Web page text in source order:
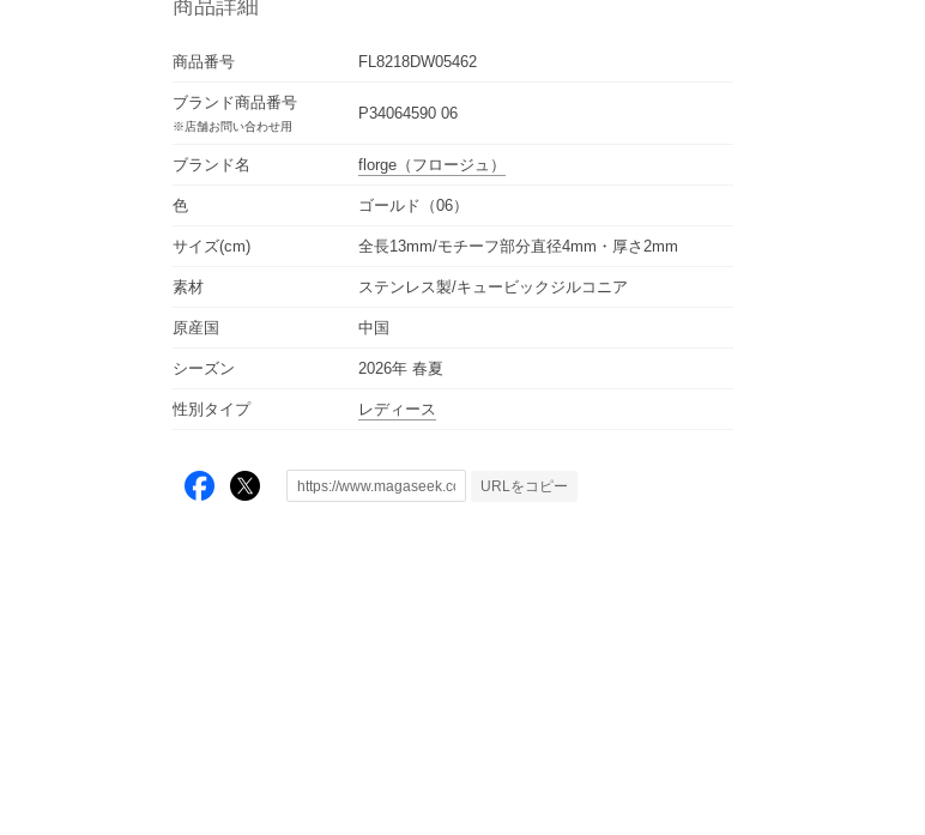
商品詳細
商品番号 FL8218DW05462
ブランド商品番号
※店舗お問い合わせ用
P34064590 06
ブランド名 florge （フロージュ）
色 ゴールド（06）
サイズ(cm) 全長13mm/モチーフ部分直径4mm・厚さ2mm
素材 ステンレス製/キュービックジルコニア
原産国 中国
シーズン 2026年 春夏
性別タイプ レディース
URLをコピー